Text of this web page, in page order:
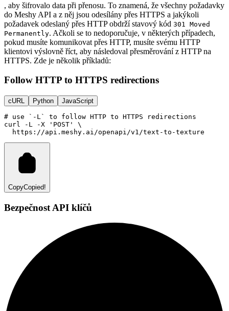
, aby šifrovalo data při přenosu. To znamená, že všechny požadavky
do Meshy API a z něj jsou odesílány přes HTTPS a jakýkoli
požadavek odeslaný přes HTTP obdrží stavový kód 301 Moved
Permanently. Ačkoli se to nedoporučuje, v některých případech,
pokud musíte komunikovat přes HTTP, musíte svému HTTP
klientovi výslovně říct, aby následoval přesměrování z HTTP na
HTTPS. Zde je několik příkladů:
Follow HTTP to HTTPS redirections
cURL Python JavaScript
# use `-L` to follow HTTP to HTTPS redirections
curl
-L -X 'POST'
\
https://api.meshy.ai/openapi/v1/text-to-texture
CopyCopied!
Bezpečnost API klíčů